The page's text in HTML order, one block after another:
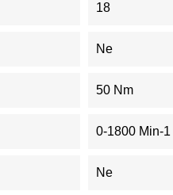
18
Ne
50 Nm
0-1800 Min-1
Ne